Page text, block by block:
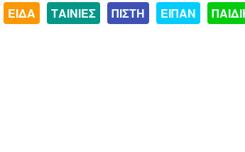
ΕΙΔΑ ΤΑΙΝΙΕΣ ΠΙΣΤΗ ΕΙΠΑΝ